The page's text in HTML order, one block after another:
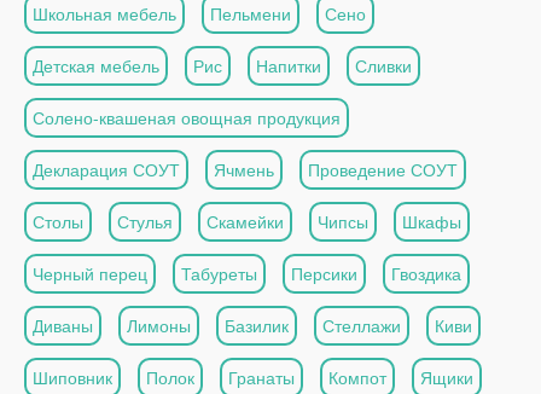
Школьная мебель Пельмени Сено
Детская мебель Рис Напитки Сливки
Солено-квашеная овощная продукция
Декларация СОУТ Ячмень Проведение СОУТ
Столы Стулья Скамейки Чипсы Шкафы
Черный перец Табуреты Персики Гвоздика
Диваны Лимоны Базилик Стеллажи Киви
Шиповник Полок Гранаты Компот Ящики